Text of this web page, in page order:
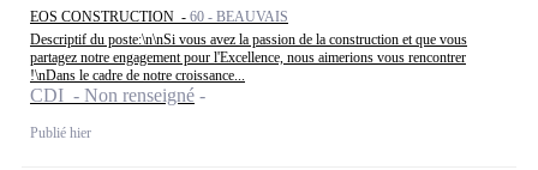
EOS CONSTRUCTION - 60 - BEAUVAIS
Descriptif du poste:\n\nSi vous avez la passion de la construction et que vous
partagez notre engagement pour l'Excellence, nous aimerions vous rencontrer
!\nDans le cadre de notre croissance...
CDI - Non renseigné
Publié hier